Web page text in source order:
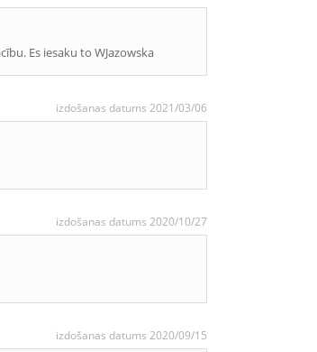
Es iesaku to WJazowska
izdošanas datums 2021/03/06
izdošanas datums 2020/10/27
izdošanas datums 2020/09/15